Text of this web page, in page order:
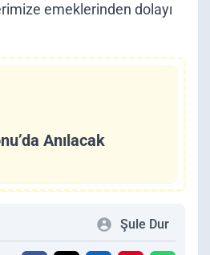
emeklerinden dolayı
Anılacak
Şule Dur